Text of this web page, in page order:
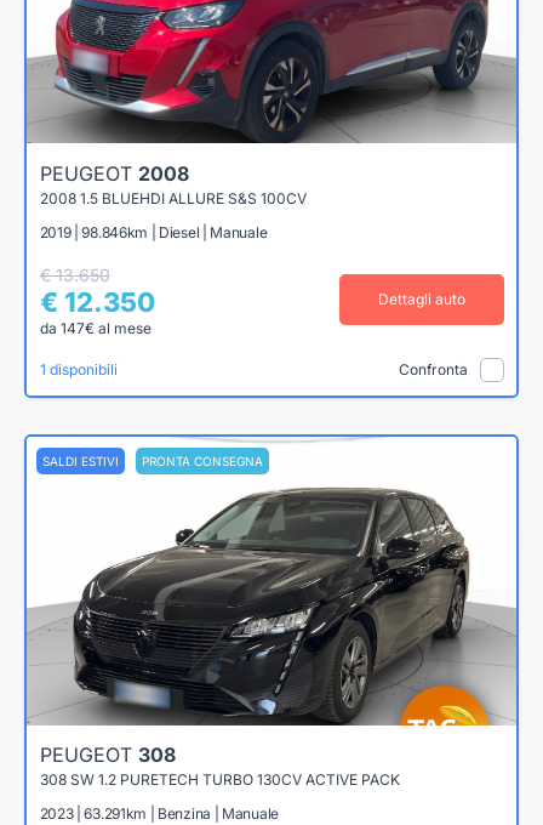
PEUGEOT 2008
2008 1.5 BLUEHDI ALLURE S&S 100CV
2019 | 98.846km | Diesel | Manuale
€ 13.650
€ 12.350
da 147€ al mese
Dettagli auto
1 disponibili Confronta
SALDI ESTIVI PRONTA CONSEGNA
PEUGEOT 308
308 SW 1.2 PURETECH TURBO 130CV ACTIVE PACK
2023 | 63.291km | Benzina | Manuale